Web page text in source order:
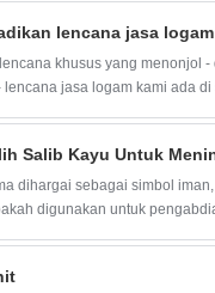
popularitas kerajinan ini
keinginan akan barang-
dan meningkatnya
khusus yang menonjol -
lencana jasa logam kami ada di
dihargai sebagai simbol
digunakan untuk